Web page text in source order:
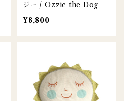
ジー / Ozzie the Dog
¥8,800